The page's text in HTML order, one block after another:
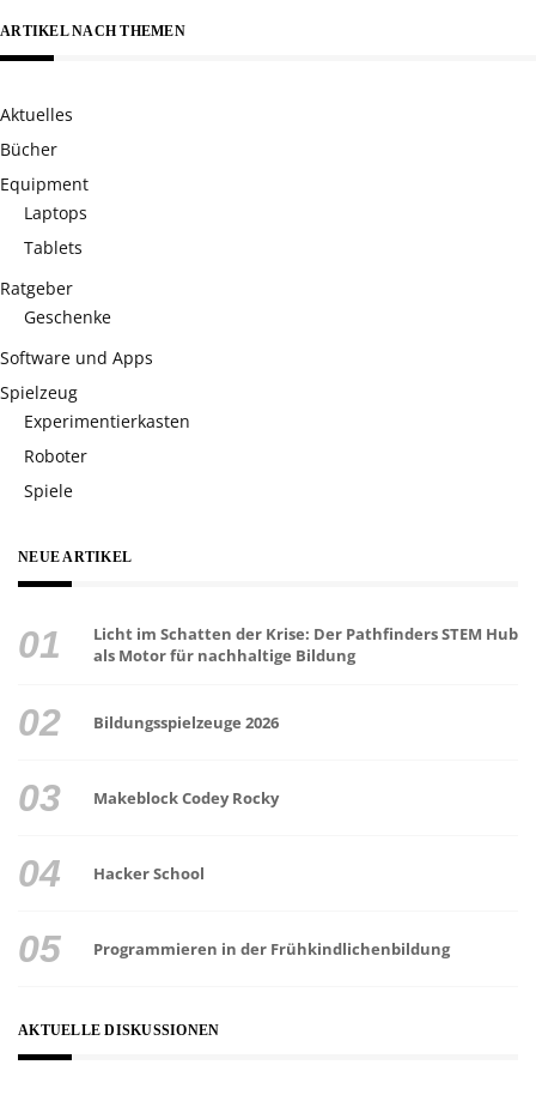
ARTIKEL NACH THEMEN
Aktuelles
Bücher
Equipment
Laptops
Tablets
Ratgeber
Geschenke
Software und Apps
Spielzeug
Experimentierkasten
Roboter
Spiele
NEUE ARTIKEL
Licht im Schatten der Krise: Der Pathfinders STEM Hub
als Motor für nachhaltige Bildung
Bildungsspielzeuge 2026
Makeblock Codey Rocky
Hacker School
Programmieren in der Frühkindlichenbildung
AKTUELLE DISKUSSIONEN